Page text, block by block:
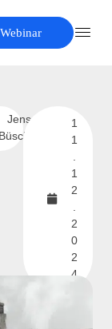
Webinar
Jens
Büscher
1
1
1
2
2
0
2
4